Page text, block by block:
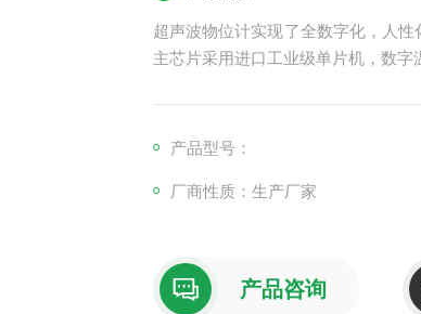
超声波物位计实现了全数字化，人性
主芯片采用进口工业级单片机，数字
产品型号：
厂商性质：生产厂家
产品咨询